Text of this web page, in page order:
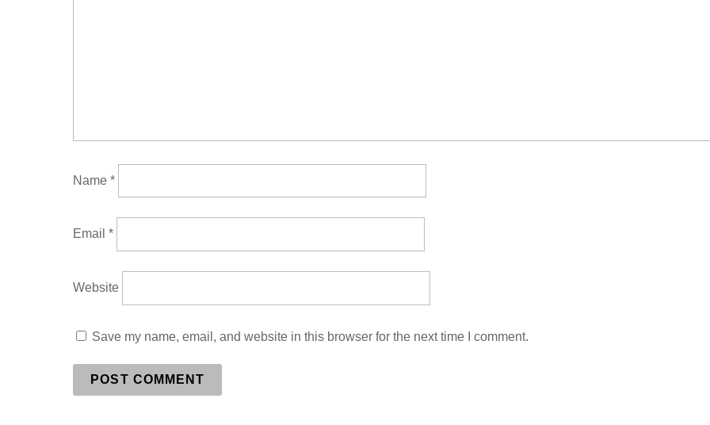
Name *
Email *
Website
Save my name, email, and website in this browser for the next time I comment.